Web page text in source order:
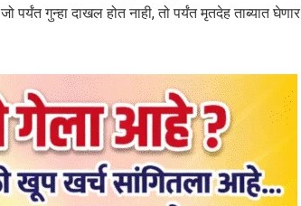
गुन्हा दाखल होत नाही, तो पर्यंत मृतदेह ताब्यात घेणार